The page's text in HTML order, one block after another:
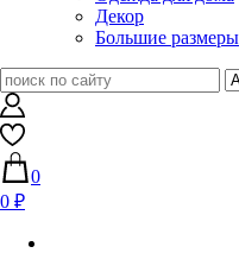
Декор
Большие размеры
0
0 ₽